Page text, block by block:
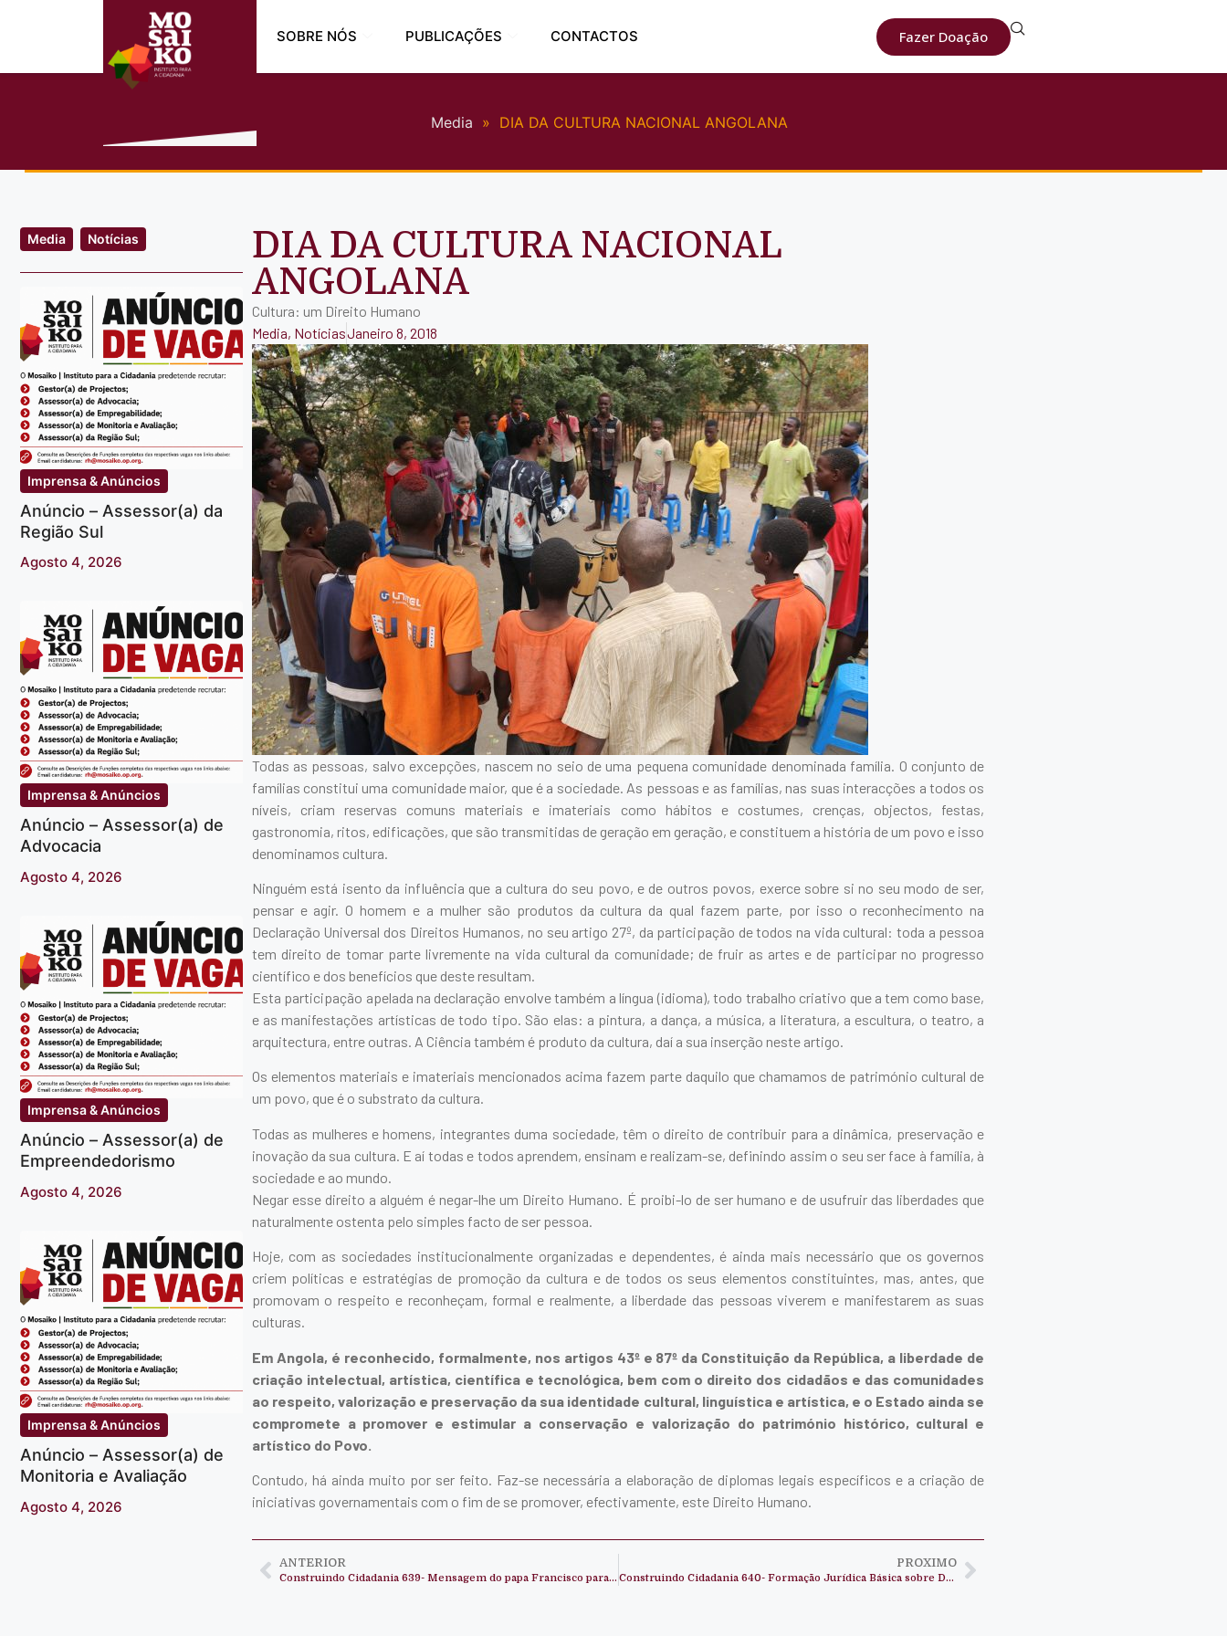
SOBRE NÓS PUBLICAÇÕES CONTACTOS Fazer Doação
Media » DIA DA CULTURA NACIONAL ANGOLANA
Media Notícias
Imprensa & Anúncios
Anúncio – Assessor(a) da
Região Sul
Agosto 4, 2026
Imprensa & Anúncios
Anúncio – Assessor(a) de
Advocacia
Agosto 4, 2026
Imprensa & Anúncios
Anúncio – Assessor(a) de
Empreendedorismo
Agosto 4, 2026
Imprensa & Anúncios
Anúncio – Assessor(a) de
Monitoria e Avaliação
Agosto 4, 2026
DIA DA CULTURA NACIONAL
ANGOLANA
Cultura: um Direito Humano
Media, NotíciasJaneiro 8, 2018
Todas as pessoas, salvo excepções, nascem no seio de uma pequena comunidade denominada família. O conjunto de
famílias constitui uma comunidade maior, que é a sociedade. As pessoas e as famílias, nas suas interacções a todos os
níveis, criam reservas comuns materiais e imateriais como hábitos e costumes, crenças, objectos, festas,
gastronomia, ritos, edificações, que são transmitidas de geração em geração, e constituem a história de um povo e isso
denominamos cultura.
Ninguém está isento da influência que a cultura do seu povo, e de outros povos, exerce sobre si no seu modo de ser,
pensar e agir. O homem e a mulher são produtos da cultura da qual fazem parte, por isso o reconhecimento na
Declaração Universal dos Direitos Humanos, no seu artigo 27º, da participação de todos na vida cultural: toda a pessoa
tem direito de tomar parte livremente na vida cultural da comunidade; de fruir as artes e de participar no progresso
científico e dos benefícios que deste resultam.
Esta participação apelada na declaração envolve também a língua (idioma), todo trabalho criativo que a tem como base,
e as manifestações artísticas de todo tipo. São elas: a pintura, a dança, a música, a literatura, a escultura, o teatro, a
arquitectura, entre outras. A Ciência também é produto da cultura, daí a sua inserção neste artigo.
Os elementos materiais e imateriais mencionados acima fazem parte daquilo que chamamos de património cultural de
um povo, que é o substrato da cultura.
Todas as mulheres e homens, integrantes duma sociedade, têm o direito de contribuir para a dinâmica, preservação e
inovação da sua cultura. E aí todas e todos aprendem, ensinam e realizam-se, definindo assim o seu ser face à família, à
sociedade e ao mundo.
Negar esse direito a alguém é negar-lhe um Direito Humano. É proibi-lo de ser humano e de usufruir das liberdades que
naturalmente ostenta pelo simples facto de ser pessoa.
Hoje, com as sociedades institucionalmente organizadas e dependentes, é ainda mais necessário que os governos
criem políticas e estratégias de promoção da cultura e de todos os seus elementos constituintes, mas, antes, que
promovam o respeito e reconheçam, formal e realmente, a liberdade das pessoas viverem e manifestarem as suas
culturas.
Em Angola, é reconhecido, formalmente, nos artigos 43º e 87º da Constituição da República, a liberdade de
criação intelectual, artística, científica e tecnológica, bem com o direito dos cidadãos e das comunidades
ao respeito, valorização e preservação da sua identidade cultural, linguística e artística, e o Estado ainda se
compromete a promover e estimular a conservação e valorização do património histórico, cultural e
artístico do Povo.
Contudo, há ainda muito por ser feito. Faz-se necessária a elaboração de diplomas legais específicos e a criação de
iniciativas governamentais com o fim de se promover, efectivamente, este Direito Humano.
ANTERIOR
Construindo Cidadania 639- Mensagem do papa Francisco para o dia mundial da paz
PROXIMO
Construindo Cidadania 640- Formação Jurídica Básica sobre Direito do trabalho